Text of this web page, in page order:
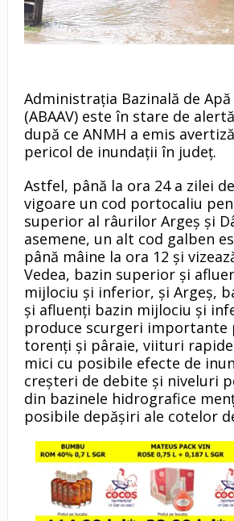
Administrația Bazinală de Apă
(ABAAV) este în stare de
după ce ANMH a emis
pericol de inundaţii în judeţ.
Astfel, până la ora 24 a zilei
vigoare un cod portocaliu
superior al râurilor Argeş şi
asemene, un alt cod galben
până mâine la ora 12 şi
Vedea, bazin superior şi
mijlociu şi inferior, şi Argeş,
şi afluenţi bazin mijlociu şi
produce scurgeri importante
torenţi şi pâraie, viituri
mici cu posibile efecte de
creşteri de debite şi niveluri
din bazinele hidrografice
posibile depăşiri ale cotelor